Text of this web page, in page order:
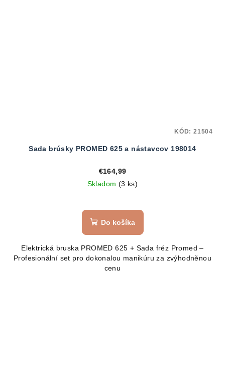
Sada brúsky PROMED 625 a nástavcov 198014
€164,99
Skladom (3 ks)
Do košíka
Elektrická bruska PROMED 625 + Sada fréz Promed –
Profesionální set pro dokonalou manikúru za zvýhodněnou
cenu
KÓD: 21504